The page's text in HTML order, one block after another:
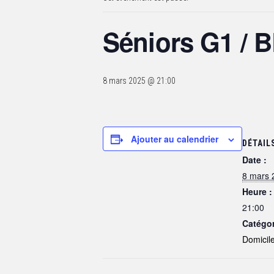
Séniors G1 /
8 mars 2025 @ 21:00
Ajouter au calendrier
Date :
8 mars
Heure :
21:00